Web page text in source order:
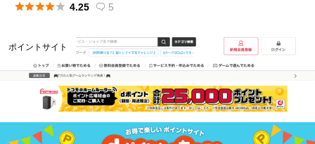
 4.25  5
ポイントサイト